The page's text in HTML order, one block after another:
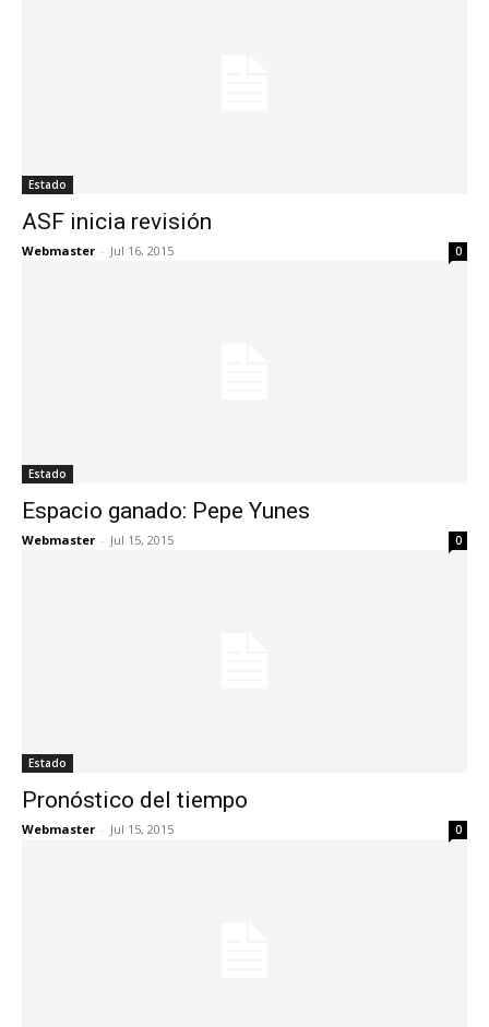
Estado
ASF inicia revisión
Webmaster - Jul 16, 2015 0
Estado
Espacio ganado: Pepe Yunes
Webmaster - Jul 15, 2015 0
Estado
Pronóstico del tiempo
Webmaster - Jul 15, 2015 0